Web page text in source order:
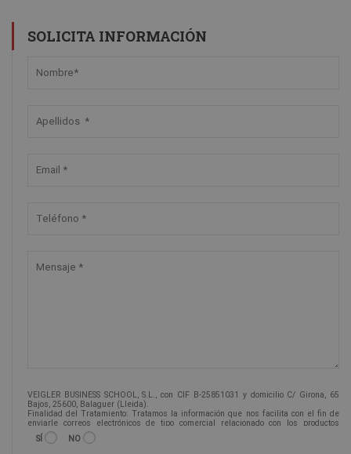
SOLICITA INFORMACIÓN
VEIGLER BUSINESS SCHOOL, S.L., con CIF B-25851031 y domicilio C/ Girona, 65
Bajos, 25600, Balaguer (Lleida).
Finalidad del Tratamiento: Tratamos la información que nos facilita con el fin de
enviarle correos electrónicos de tipo comercial relacionado con los productos
ofrecidos y otros tipo de productos que fueran de su interés.
Legitimación del tratamiento: Consentimiento del interesado.
SÍ NO